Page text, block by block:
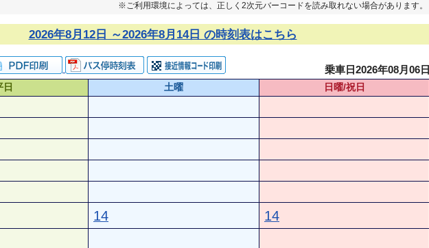
※ご利用環境によっては、正しく2次元バーコードを読み取れない場合があります。
2026年8月12日 ～2026年8月14日 の時刻表はこちら
乗車日2026年08月06日
日 土曜
日曜/祝日
14 14